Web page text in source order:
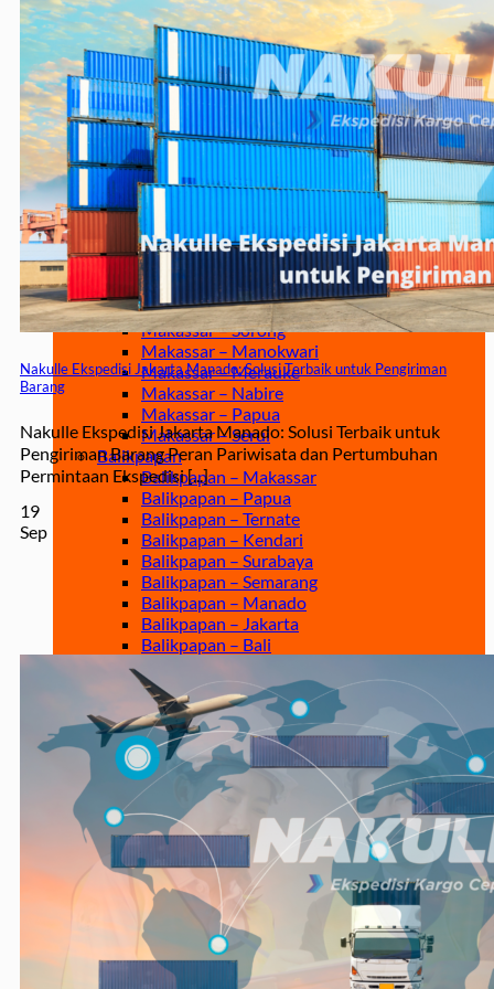
Jakarta – Gorontalo
Jakarta – Samarinda
Makassar
Makassar – Balikpapan
Makassar – Samarinda
Makassar – Ambon
Makassar – Halmahera Tengah
Makassar – Manado
Makassar – Ternate
Makassar – Biak
Makassar – Timika
Makassar – Fakfak
Makassar – Tual
Makassar – Jayapura
Makassar – Kaimana
Makassar – Sorong
Makassar – Manokwari
Makassar – Merauke
Makassar – Nabire
Makassar – Papua
Makassar – Serui
Balikpapan
Balikpapan – Makassar
Balikpapan – Papua
Balikpapan – Ternate
Balikpapan – Kendari
Balikpapan – Surabaya
Balikpapan – Semarang
Balikpapan – Manado
Balikpapan – Jakarta
Balikpapan – Bali
Samarinda
Samarinda – Kendari
Samarinda – Makassar
Surabaya
Surabaya – Tenggarong
Surabaya – Grogot
Surabaya – Sangatta
Surabaya – Tanjung Selor
Surabaya – Berau
Surabaya – Tarakan
Surabaya – Malinau
Surabaya – Bontang
Surabaya – Gorontalo
Surabaya – Kendari
Surabaya – Samarinda
Surabaya – Balikpapan
Nakulle Ekspedisi Jakarta Manado: Solusi Terbaik untuk Pengiriman
Barang
Nakulle Ekspedisi Jakarta Manado: Solusi Terbaik untuk
Pengiriman Barang Peran Pariwisata dan Pertumbuhan
Permintaan Ekspedisi [...]
19
Sep